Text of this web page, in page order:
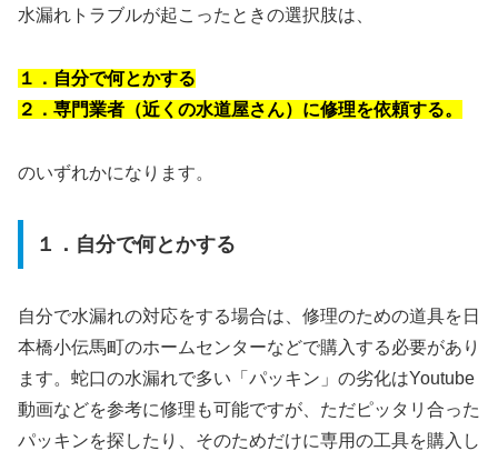
水漏れトラブルが起こったときの選択肢は、
１．自分で何とかする
２．専門業者（近くの水道屋さん）に修理を依頼する。
のいずれかになります。
１．自分で何とかする
自分で水漏れの対応をする場合は、修理のための道具を日
本橋小伝馬町のホームセンターなどで購入する必要があり
ます。蛇口の水漏れで多い「パッキン」の劣化はYoutube
動画などを参考に修理も可能ですが、ただピッタリ合った
パッキンを探したり、そのためだけに専用の工具を購入し